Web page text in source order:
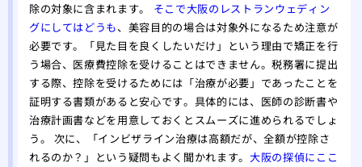
除の対象に含まれます。 そこで大阪のレストランウェディン
グにしてはどうも、美容目的の場合は対象外になるため注意が
必要です。「見た目を良くしたいだけ」という理由で矯正を行
う場合、医療費控除を受けることはできません。税務署に提出
する際、控除を受けるためには「治療が必要」であったことを
証明する書類があると安心です。具体的には、医師の診断書や
治療計画書などを用意しておくとスムーズに進められるでしょ
う。 次に、「インビザライン治療は高額だが、全額が控除さ
れるのか？」という疑問もよく聞かれます。大阪の探偵にここ